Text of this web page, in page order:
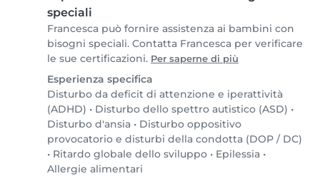
speciali
Francesca può fornire assistenza ai bambini con
bisogni speciali. Contatta Francesca per verificare
le sue certificazioni. Per saperne di più
Esperienza specifica
Disturbo da deficit di attenzione e iperattività
(ADHD) • Disturbo dello spettro autistico (ASD) •
Disturbo d'ansia • Disturbo oppositivo
provocatorio e disturbi della condotta (DOP / DC)
• Ritardo globale dello sviluppo • Epilessia •
Allergie alimentari